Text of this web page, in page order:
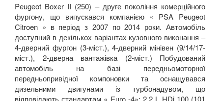
Peugeot Boxer II (250) – друге покоління комерційного
фургону, що випускався компанією « PSA Peugeot
Citroen » в період з 2007 по 2014 роки. Автомобіль
доступний в декількох варіантах кузовного виконання –
4-дверний фургон (3-міст.), 4-дверний мінівен (9/14/17-
міст.), 2-дверна вантажівка (2-міст.) Побудований
автомобіль на базі передньомоторної
передньопривідної компоновки та оснащувався
дизельними двигунами із турбонадувом, що
відповідають стандартам « Euro -4»: 2.2 L HDi 100 (101